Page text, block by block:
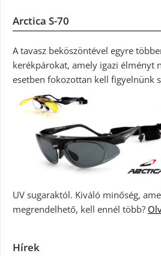
Arctica S-70
A tavasz beköszöntével egyre
kerékpárokat, amely igazi élményt
esetben fokozottan kell figyelnünk
UV sugaraktól. Kiváló minőség,
megrendelhető, kell ennél több?
Hírek